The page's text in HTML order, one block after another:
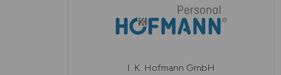
I. K. Hofmann GmbH